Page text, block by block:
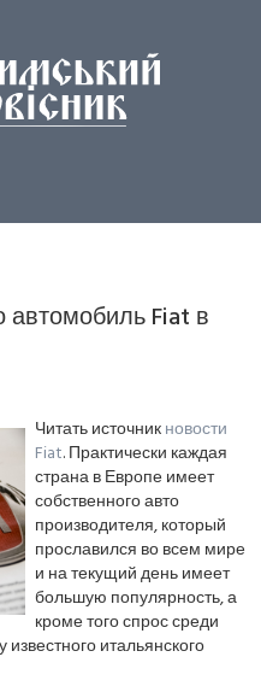
Fiat в
Читать источникновости
Fiat. Практически каждая
страна в Европе имеет
собственного авто
производителя, который
прославился во всем мире
и на текущий день имеет
большую популярность, а
кроме того спрос среди
итальянского